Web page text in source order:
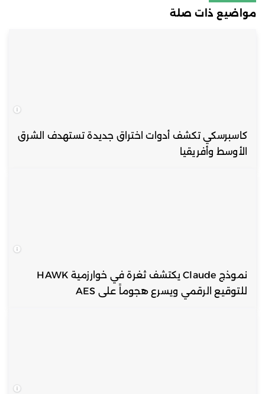
مواضيع ذات صلة
كاسبرسكي تكشف أدوات اختراق جديدة تستهدف الشرق
الأوسط وأفريقيا
نموذج Claude يكتشف ثغرة في خوارزمية HAWK
للتوقيع الرقمي ويسرع هجوماً على AES